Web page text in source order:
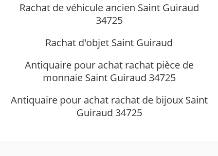
Rachat de véhicule ancien Saint Guiraud
34725
Rachat d'objet Saint Guiraud
Antiquaire pour achat rachat pièce de
monnaie Saint Guiraud 34725
Antiquaire pour achat rachat de bijoux Saint
Guiraud 34725